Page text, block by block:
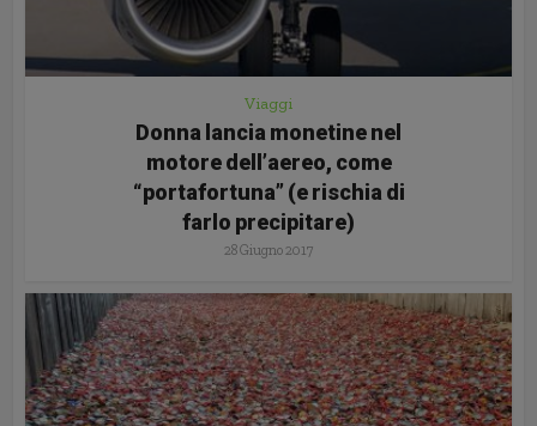
Viaggi
Donna lancia monetine nel
motore dell’aereo, come
“portafortuna” (e rischia di
farlo precipitare)
28 Giugno 2017